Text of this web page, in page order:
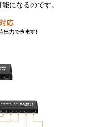
になるのです。